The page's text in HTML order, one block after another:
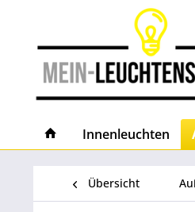
Innenleuchten
Übersicht